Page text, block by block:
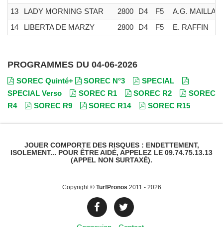
13
LADY MORNING STAR 2800 D4 F5
A.G.
14
LIBERTA DE MARZY 2800 D4 F5 E. RAFFIN
PROGRAMMES DU 04-06-2026
SOREC Quinté+ SOREC N°3
SPECIAL
SPECIAL Verso
SOREC R1 SOREC R2
SOREC
R4
SOREC R9 SOREC R14 SOREC R15
JOUER COMPORTE DES RISQUES : ENDETTEMENT,
ISOLEMENT... POUR ÊTRE AIDÉ, APPELEZ LE 09.74.75.13.13
(APPEL NON SURTAXÉ).
Copyright © TurfPronos 2011 - 2026